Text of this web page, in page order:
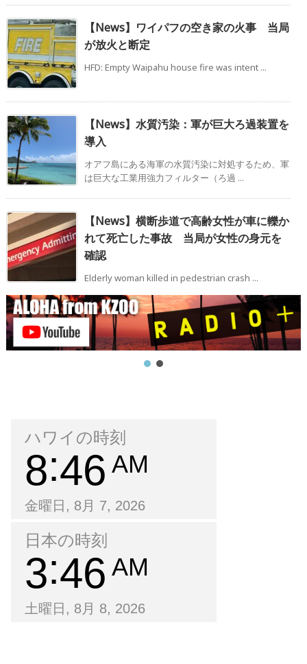
【News】ワイパフの空き家の火事 当局
が放火と断定
HFD: Empty Waipahu house fire was intent ...
【News】水質汚染：軍が巨大ろ過装置を
導入
オアフ島にある海軍の水質汚染に対処するため、軍
は巨大な工業用強力フィルター（ろ過 ...
【News】横断歩道で高齢女性が車に轢か
れて死亡した事故 当局が女性の身元を
確認
Elderly woman killed in pedestrian crash ...
ハワイの時刻
8 46 AM
金曜日, 8月 7, 2026
日本の時刻
3 46 AM
土曜日, 8月 8, 2026